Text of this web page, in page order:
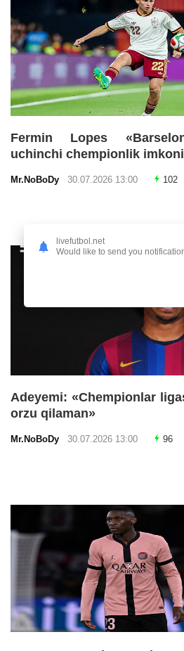
Fermin Lopes
uchinchi chempionlik
Mr.NoBoDy 30.07.2026 13:00 102
Adeyemi: «Chempionlar
orzu qilaman»
Mr.NoBoDy 30.07.2026 13:00 96
livefutbol.net
Would like to send you